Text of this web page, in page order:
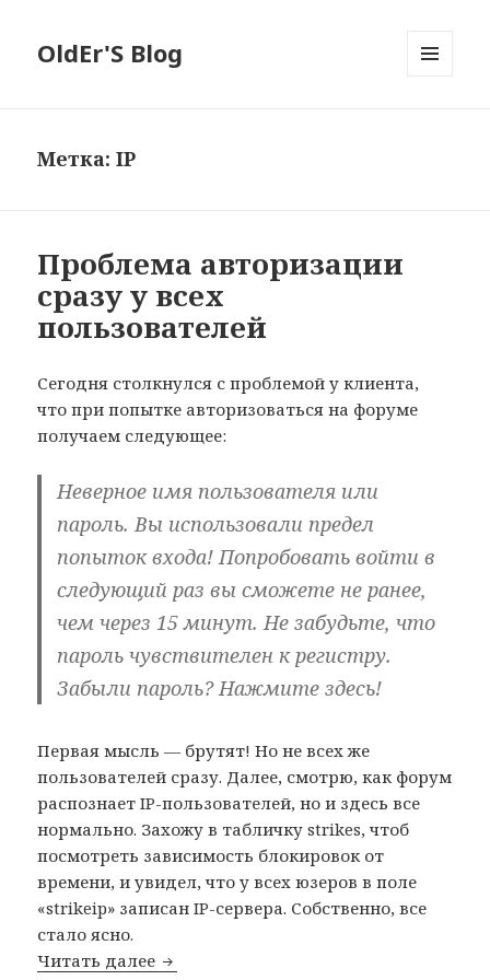
OldEr'S Blog
Метка:IP
Проблема авторизации
сразу у всех
пользователей
Сегодня столкнулся с проблемой у клиента,
что при попытке авторизоваться на форуме
получаем следующее:
Неверное имя пользователя или
пароль. Вы использовали предел
попыток входа! Попробовать войти в
следующий раз вы сможете не ранее,
чем через 15 минут. Не забудьте, что
пароль чувствителен к регистру.
Забыли пароль? Нажмите здесь!
Первая мысль — брутят! Но не всех же
пользователей сразу. Далее, смотрю, как форум
распознает IP-пользователей, но и здесь все
нормально. Захожу в табличку strikes, чтоб
посмотреть зависимость блокировок от
времени, и увидел, что у всех юзеров в поле
«strikeip» записан IP-сервера. Собственно, все
стало ясно.
Читать далее Проблема авторизации сразу у всех